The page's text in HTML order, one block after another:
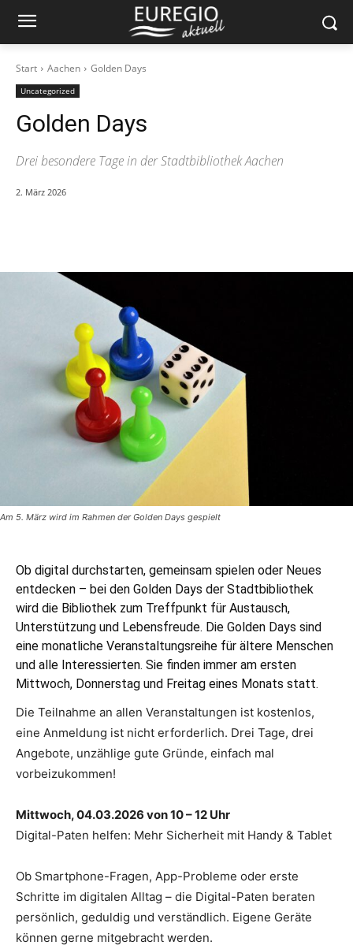
Start Aachen Golden Days
Uncategorized
Golden Days
Drei besondere Tage in der Stadtbibliothek Aachen
2. März 2026
Am 5. März wird im Rahmen der Golden Days gespielt
Ob digital durchstarten, gemeinsam spielen oder Neues
entdecken – bei den Golden Days der Stadtbibliothek
wird die Bibliothek zum Treffpunkt für Austausch,
Unterstützung und Lebensfreude. Die Golden Days sind
eine monatliche Veranstaltungsreihe für ältere Menschen
und alle Interessierten. Sie finden immer am ersten
Mittwoch, Donnerstag und Freitag eines Monats statt.
Die Teilnahme an allen Veranstaltungen ist kostenlos,
eine Anmeldung ist nicht erforderlich. Drei Tage, drei
Angebote, unzählige gute Gründe, einfach mal
vorbeizukommen!
Mittwoch, 04.03.2026 von 10 – 12 Uhr
Digital-Paten helfen: Mehr Sicherheit mit Handy & Tablet
Ob Smartphone-Fragen, App-Probleme oder erste
Schritte im digitalen Alltag – die Digital-Paten beraten
persönlich, geduldig und verständlich. Eigene Geräte
können gerne mitgebracht werden.